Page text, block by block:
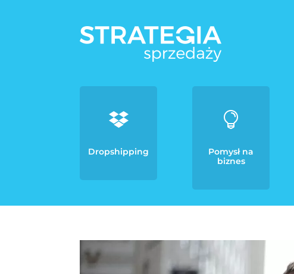

Dropshipping

Pomysł na
biznes